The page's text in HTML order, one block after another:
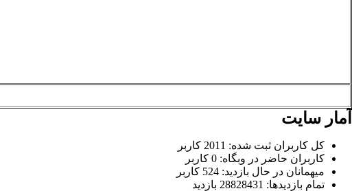
آمار سایت
کل کاربران ثبت شده: 2011 کاربر
کاربران حاضر در وبگاه: 0 کاربر
میهمانان در حال بازدید: 524 کاربر
تمام بازدید‌ها: 28828431 بازدید